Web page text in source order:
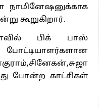
நாமினேஷனுக்காக
கூறுகிறார்.
பிக் பாஸ்
போட்டியாளர்களான
போன்ற காட்சிகள்